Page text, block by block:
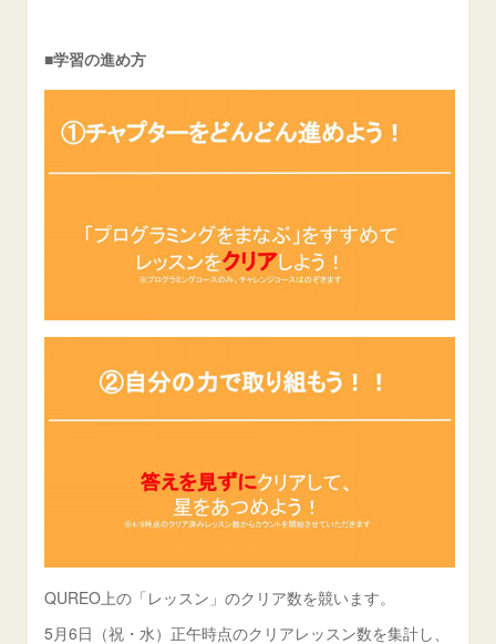
■学習の進め方
QUREO上の「レッスン」のクリア数を競います。
5月6日（祝・水）正午時点のクリアレッスン数を集計し、